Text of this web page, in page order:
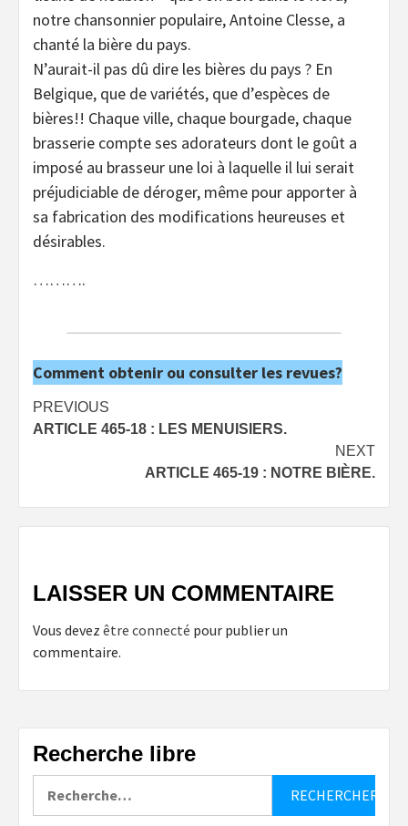
notre chansonnier populaire, Antoine Clesse, a
chanté la bière du pays.
N’aurait-il pas dû dire les bières du pays ? En
Belgique, que de variétés, que d’espèces de
bières!! Chaque ville, chaque bourgade, chaque
brasserie compte ses adorateurs dont le goût a
imposé au brasseur une loi à laquelle il lui serait
préjudiciable de déroger, même pour apporter à
sa fabrication des modifications heureuses et
désirables.
……….
Comment obtenir ou consulter les revues?
Post
navigation
PREVIOUS
ARTICLE 465-18 : LES MENUISIERS.
NEXT
ARTICLE 465-19 : NOTRE BIÈRE.
LAISSER UN COMMENTAIRE
Vous devez être connecté pour publier un
commentaire.
Recherche libre